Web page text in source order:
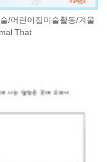
/어린이집미술활동/겨울
That